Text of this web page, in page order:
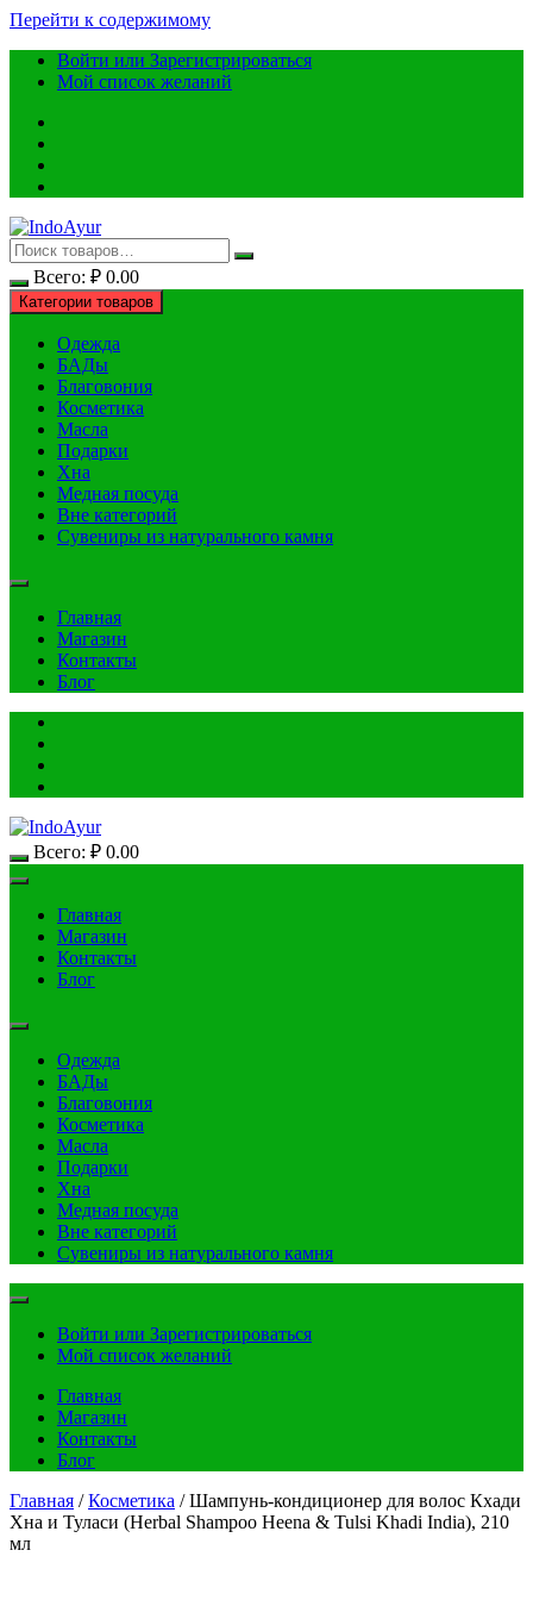
Перейти к содержимому
Войти или Зарегистрироваться
Мой список желаний
Всего: ₽ 0.00
Категории товаров
Одежда
БАДы
Благовония
Косметика
Масла
Подарки
Хна
Медная посуда
Вне категорий
Сувениры из натурального камня
Главная
Магазин
Контакты
Блог
Всего: ₽ 0.00
Главная
Магазин
Контакты
Блог
Одежда
БАДы
Благовония
Косметика
Масла
Подарки
Хна
Медная посуда
Вне категорий
Сувениры из натурального камня
Войти или Зарегистрироваться
Мой список желаний
Главная
Магазин
Контакты
Блог
Главная /Косметика / Шампунь-кондиционер для волос Кхади
Хна и Туласи (Herbal Shampoo Heena & Tulsi Khadi India), 210
мл